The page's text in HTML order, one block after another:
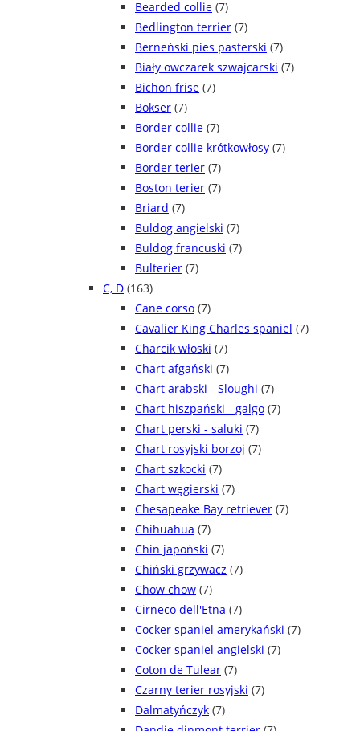
Bearded collie (7)
Bedlington terrier (7)
Berneński pies pasterski (7)
Biały owczarek szwajcarski (7)
Bichon frise (7)
Bokser (7)
Border collie (7)
Border collie krótkowłosy (7)
Border terier (7)
Boston terier (7)
Briard (7)
Buldog angielski (7)
Buldog francuski (7)
Bulterier (7)
C, D (163)
Cane corso (7)
Cavalier King Charles spaniel (7)
Charcik włoski (7)
Chart afgański (7)
Chart arabski - Sloughi (7)
Chart hiszpański - galgo (7)
Chart perski - saluki (7)
Chart rosyjski borzoj (7)
Chart szkocki (7)
Chart węgierski (7)
Chesapeake Bay retriever (7)
Chihuahua (7)
Chin japoński (7)
Chiński grzywacz (7)
Chow chow (7)
Cirneco dell'Etna (7)
Cocker spaniel amerykański (7)
Cocker spaniel angielski (7)
Coton de Tulear (7)
Czarny terier rosyjski (7)
Dalmatyńczyk (7)